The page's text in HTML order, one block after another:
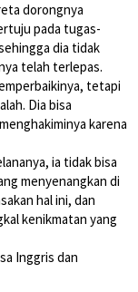
dorongnya
pada tugas-
dia tidak
telah terlepas.
tetapi
Dia bisa
karena
ia tidak bisa
menyenangkan di
hal ini, dan
kenikmatan yang
Inggris dan